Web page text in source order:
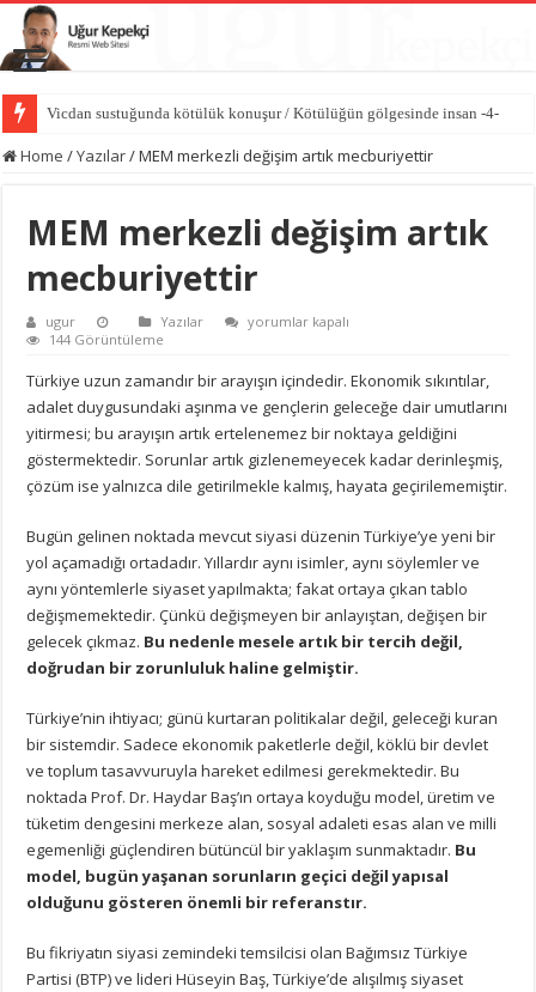
Vicdan sustuğunda kötülük konuşur / Kötülüğün gölgesinde insan -4-
Home /Yazılar/MEM merkezli değişim artık mecburiyettir
MEM merkezli değişim artık
mecburiyettir
ugur Yazılar
MEM
mecburiyettir
için
yorumlar kapalı
144 Görüntüleme
Türkiye uzun zamandır bir arayışın içindedir. Ekonomik sıkıntılar,
adalet duygusundaki aşınma ve gençlerin geleceğe dair umutlarını
yitirmesi; bu arayışın artık ertelenemez bir noktaya geldiğini
göstermektedir. Sorunlar artık gizlenemeyecek kadar derinleşmiş,
çözüm ise yalnızca dile getirilmekle kalmış, hayata geçirilememiştir.
Bugün gelinen noktada mevcut siyasi düzenin Türkiye’ye yeni bir
yol açamadığı ortadadır. Yıllardır aynı isimler, aynı söylemler ve
aynı yöntemlerle siyaset yapılmakta; fakat ortaya çıkan tablo
değişmemektedir. Çünkü değişmeyen bir anlayıştan, değişen bir
gelecek çıkmaz. Bu nedenle mesele artık bir tercih değil,
doğrudan bir zorunluluk haline gelmiştir.
Türkiye’nin ihtiyacı; günü kurtaran politikalar değil, geleceği kuran
bir sistemdir. Sadece ekonomik paketlerle değil, köklü bir devlet
ve toplum tasavvuruyla hareket edilmesi gerekmektedir. Bu
noktada Prof. Dr. Haydar Baş’ın ortaya koyduğu model, üretim ve
tüketim dengesini merkeze alan, sosyal adaleti esas alan ve milli
egemenliği güçlendiren bütüncül bir yaklaşım sunmaktadır. Bu
model, bugün yaşanan sorunların geçici değil yapısal
olduğunu gösteren önemli bir referanstır.
Bu fikriyatın siyasi zemindeki temsilcisi olan Bağımsız Türkiye
Partisi (BTP) ve lideri Hüseyin Baş, Türkiye’de alışılmış siyaset